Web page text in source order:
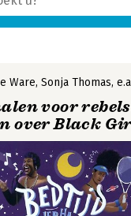
Ware, Sonja Thomas,
voor
over Black